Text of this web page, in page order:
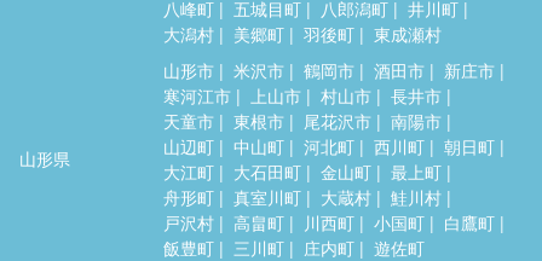
八峰町
五城目町 八郎潟町
井川町
大潟村
美郷町 羽後町 東成瀬村
山形県
山形市 米沢市 鶴岡市 酒田市
新庄市
寒河江市
上山市 村山市
長井市
天童市
東根市 尾花沢市
南陽市
山辺町
中山町 河北町 西川町
朝日町
大江町
大石田町 金山町
最上町
舟形町
真室川町 大蔵村
鮭川村
戸沢村
高畠町 川西町 小国町
白鷹町
飯豊町
三川町 庄内町 遊佐町